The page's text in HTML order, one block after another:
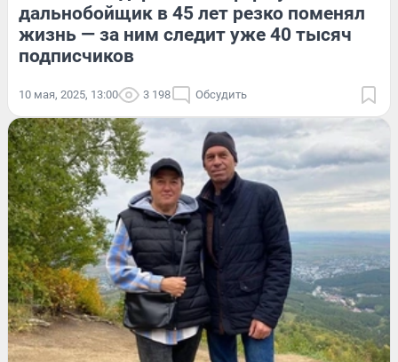
дальнобойщик в 45 лет резко поменял
жизнь — за ним следит уже 40 тысяч
подписчиков
10 мая, 2025, 13:00 3 198 Обсудить